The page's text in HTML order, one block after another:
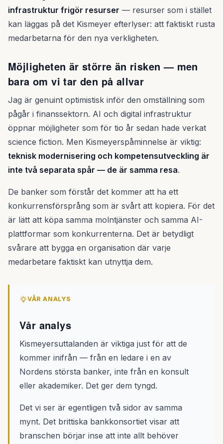
infrastruktur frigör resurser — resurser som i stället
kan läggas på det Kismeyer efterlyser: att faktiskt rusta
medarbetarna för den nya verkligheten.
Möjligheten är större än risken — men
bara om vi tar den på allvar
Jag är genuint optimistisk inför den omställning som
pågår i finanssektorn. AI och digital infrastruktur
öppnar möjligheter som för tio år sedan hade verkat
science fiction. Men Kismeyerspåminnelse är viktig:
teknisk modernisering och kompetensutveckling är
inte två separata spår — de är samma resa.
De banker som förstår det kommer att ha ett
konkurrensförsprång som är svårt att kopiera. För det
är lätt att köpa samma molntjänster och samma AI-
plattformar som konkurrenterna. Det är betydligt
svårare att bygga en organisation där varje
medarbetare faktiskt kan utnyttja dem.
VÅR ANALYS
Vår analys
Kismeyersuttalanden är viktiga just för att de
kommer inifrån — från en ledare i en av
Nordens största banker, inte från en konsult
eller akademiker. Det ger dem tyngd.
Det vi ser är egentligen två sidor av samma
mynt. Det brittiska bankkonsortiet visar att
branschen börjar inse att inte allt behöver